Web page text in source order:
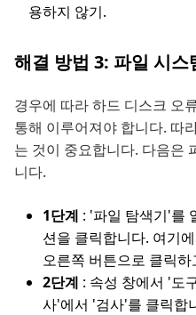
용하지 않기.
해결 방법 3: 파일 시스
경우에 따라 하드 디스크 오
통해 이루어져야 합니다. 따
는 것이 중요합니다. 다음은
니다.
1단계 : '파일 탐색기'를
션을 클릭합니다. 여기
오른쪽 버튼으로 클릭
2단계 : 속성 창에서 '도
사'에서 '검사'를 클릭합